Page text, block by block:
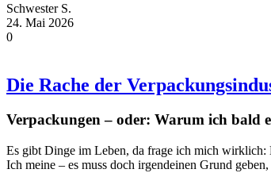
Schwester S.
24. Mai 2026
0
Die Rache der
Verpackungen – oder: Warum ich bald
Es gibt Dinge im Leben, da frage ich mich wirklich:
Ich meine – es muss doch irgendeinen Grund